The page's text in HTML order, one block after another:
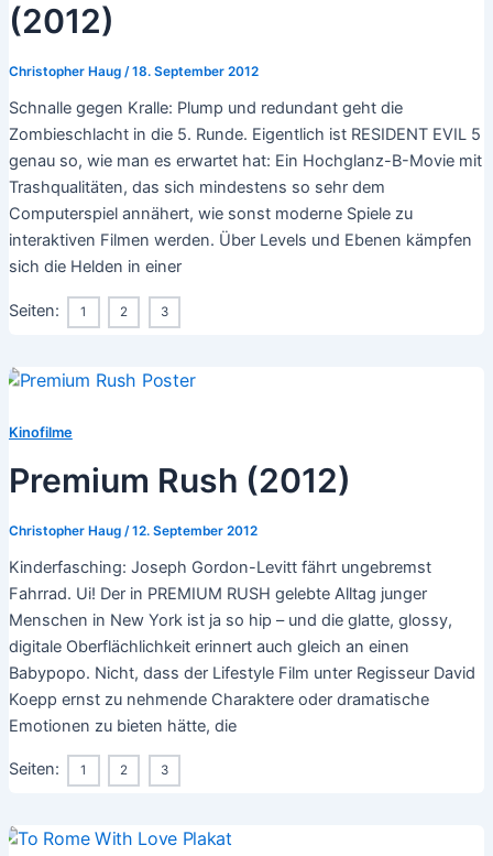
(2012)
Christopher Haug /18. September 2012
Schnalle gegen Kralle: Plump und redundant geht die
Zombieschlacht in die 5. Runde. Eigentlich ist RESIDENT EVIL 5
genau so, wie man es erwartet hat: Ein Hochglanz-B-Movie mit
Trashqualitäten, das sich mindestens so sehr dem
Computerspiel annähert, wie sonst moderne Spiele zu
interaktiven Filmen werden. Über Levels und Ebenen kämpfen
sich die Helden in einer
Seiten: 1 2 3
Kinofilme
Premium Rush (2012)
Christopher Haug /12. September 2012
Kinderfasching: Joseph Gordon-Levitt fährt ungebremst
Fahrrad. Ui! Der in PREMIUM RUSH gelebte Alltag junger
Menschen in New York ist ja so hip – und die glatte, glossy,
digitale Oberflächlichkeit erinnert auch gleich an einen
Babypopo. Nicht, dass der Lifestyle Film unter Regisseur David
Koepp ernst zu nehmende Charaktere oder dramatische
Emotionen zu bieten hätte, die
Seiten: 1 2 3